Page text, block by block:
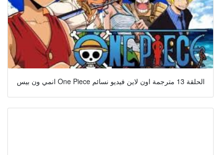
انمي ون بيس One Piece الحلقة 13 مترجمة اون لاين فيديو نسائم